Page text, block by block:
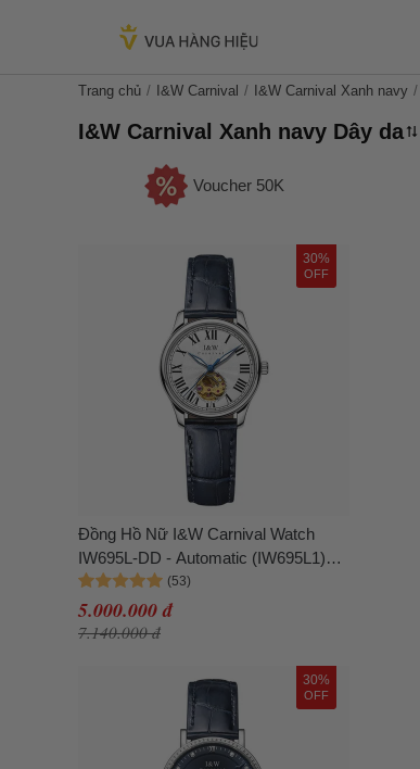
Trang chủ I&W Carnival I&W Carnival Xanh navy
I&W Carnival Xanh navy Dây da
Voucher 50K
30%
OFF
Đồng Hồ Nữ I&W Carnival Watch
IW695L-DD - Automatic (IW695L1)
Màu Xanh Navy
5.000.000 đ
7.140.000 đ
30%
OFF